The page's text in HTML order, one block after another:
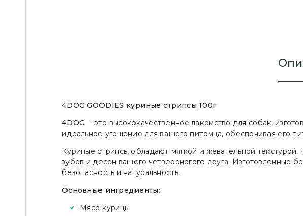
4DOG GOODIES куриные стрипсы 100г
4DOG— это высококачественное лакомство для собак,
идеальное угощение для вашего питомца, обеспечивая его
Куриные стрипсы обладают мягкой и жевательной
зубов и десен вашего четвероногого друга. Изготовленные
безопасность и натуральность.
Основные ингредиенты:
Мясо курицы